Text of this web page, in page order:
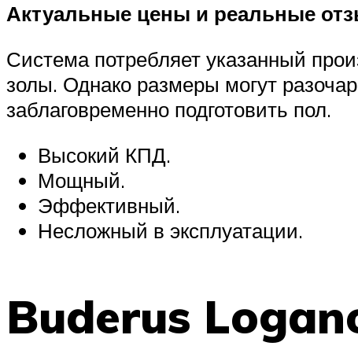
Актуальные цены и реальные
Система потребляет указанный
золы. Однако размеры могут
заблаговременно подготовить пол.
Высокий КПД.
Мощный.
Эффективный.
Несложный в эксплуатации.
Buderus